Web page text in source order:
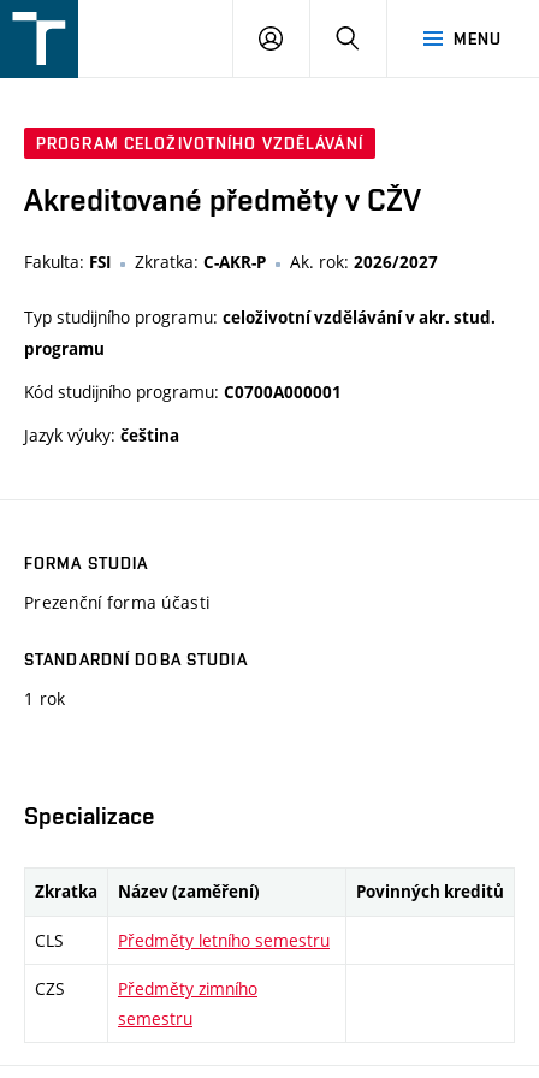
v
MENU
PŘIHLÁŠENÍ
PROGRAM CELOŽIVOTNÍHO VZDĚLÁVÁNÍ
Akreditované předměty v CŽV
Fakulta: FSI Zkratka: C-AKR-P Ak. rok: 2026/2027
Typ studijního programu: celoživotní vzdělávání v akr. stud.
programu
Kód studijního programu: C0700A000001
Jazyk výuky: čeština
FORMA STUDIA
Prezenční forma účasti
STANDARDNÍ DOBA STUDIA
1 rok
Specializace
Zkratka Název (zaměření) Povinných kreditů
CLS Předměty letního semestru
CZS
Předměty zimního
semestru